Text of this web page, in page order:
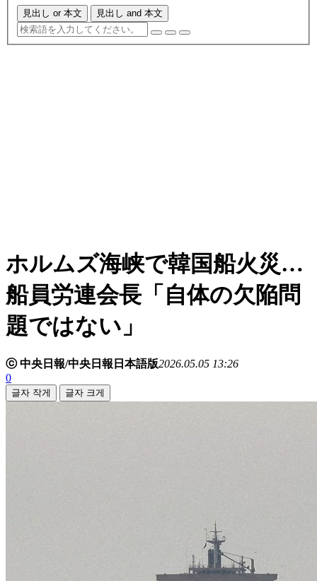
見出し or 本文 見出し and 本文
ホルムズ海峡で韓国船火災…
船員労連会長「自体の欠陥問
題ではない」
ⓒ 中央日報/中央日報日本語版2026.05.05 13:26
0
글자 작게 글자 크게